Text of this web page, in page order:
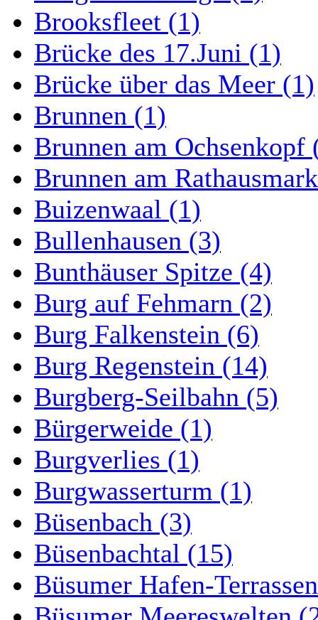
Brooksfleet (1)
Brücke des 17.Juni (1)
Brücke über das Meer (1)
Brunnen (1)
Brunnen am Ochsenkopf
Brunnen am
Buizenwaal (1)
Bullenhausen (3)
Bunthäuser Spitze (4)
Burg auf Fehmarn (2)
Burg Falkenstein (6)
Burg Regenstein (14)
Burgberg-Seilbahn (5)
Bürgerweide (1)
Burgverlies (1)
Burgwasserturm (1)
Büsenbach (3)
Büsenbachtal (15)
Büsumer Hafen-